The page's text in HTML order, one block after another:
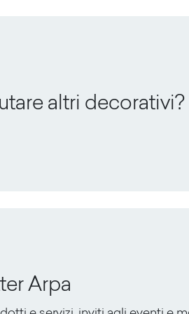
altri decorativi?
Arpa